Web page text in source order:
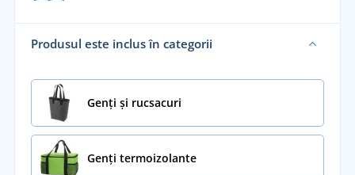
Produsul este inclus în categorii
Genți și rucsacuri
Genți termoizolante